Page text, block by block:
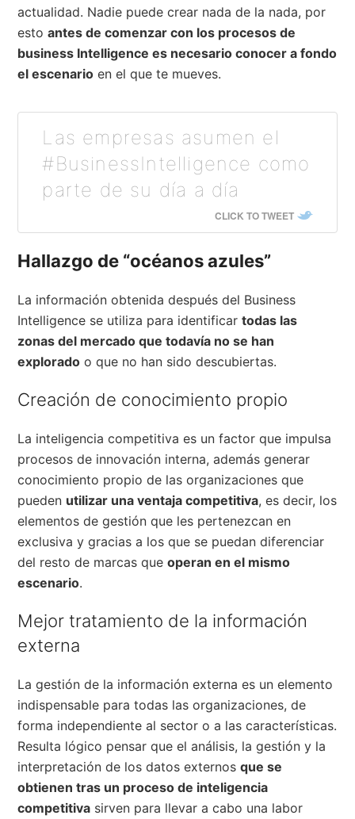
actualidad. Nadie puede crear nada de la nada, por
estoantes de comenzar con los procesos de
business Intelligence es necesario conocer a fondo
el escenario en el que te mueves.
Las empresas asumen el
#BusinessIntelligence como
parte de su día a día
CLICK TO TWEET
Hallazgo de “océanos azules”
La información obtenida después del Business
Intelligence se utiliza para identificartodas las
zonas del mercado que todavía no se han
explorado o que no han sido descubiertas.
Creación de conocimiento propio
La inteligencia competitiva es un factor que impulsa
procesos de innovación interna, además generar
conocimiento propio de las organizaciones que
pueden utilizar una ventaja competitiva, es decir, los
elementos de gestión que les pertenezcan en
exclusiva y gracias a los que se puedan diferenciar
del resto de marcas queoperan en el mismo
escenario.
Mejor tratamiento de la información
externa
La gestión de la información externa es un elemento
indispensable para todas las organizaciones, de
forma independiente al sector o a las características.
Resulta lógico pensar que el análisis, la gestión y la
interpretación de los datos externosque se
obtienen tras un proceso de inteligencia
competitiva sirven para llevar a cabo una labor